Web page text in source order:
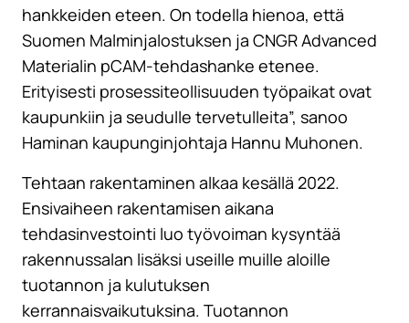
hankkeiden eteen. On todella hienoa, että
Suomen Malminjalostuksen ja CNGR Advanced
Materialin pCAM-tehdashanke etenee.
Erityisesti prosessiteollisuuden työpaikat ovat
kaupunkiin ja seudulle tervetulleita”, sanoo
Haminan kaupunginjohtaja Hannu Muhonen.
Tehtaan rakentaminen alkaa kesällä 2022.
Ensivaiheen rakentamisen aikana
tehdasinvestointi luo työvoiman kysyntää
rakennussalan lisäksi useille muille aloille
tuotannon ja kulutuksen
kerrannaisvaikutuksina. Tuotannon